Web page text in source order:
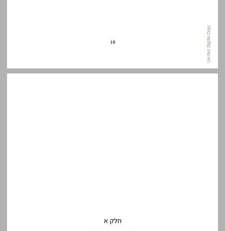
חלק א בזכות הלבנטיניות: מחשבות לעת אסון ... 11